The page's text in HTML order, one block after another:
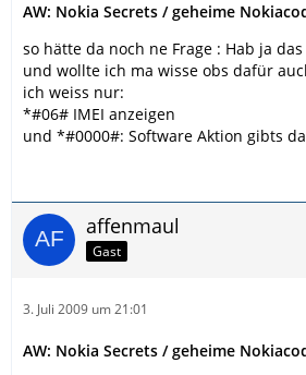
AW: Nokia Secrets / geheime
so hätte da noch ne Frage : Hab ja
und wollte ich ma wisse obs dafür
ich weiss nur:
*#06# IMEI anzeigen
und *#0000#: Software Aktion gibts da
affenmaul
Gast
3. Juli 2009 um 21:01
AW: Nokia Secrets / geheime